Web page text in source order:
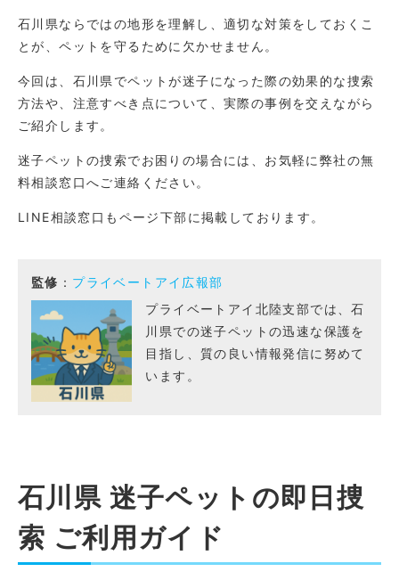
石川県ならではの地形を理解し、適切な対策をしておくこ
とが、ペットを守るために欠かせません。
今回は、石川県でペットが迷子になった際の効果的な捜索
方法や、注意すべき点について、実際の事例を交えながら
ご紹介します。
迷子ペットの捜索でお困りの場合には、お気軽に弊社の無
料相談窓口へご連絡ください。
LINE相談窓口もページ下部に掲載しております。
監修 ： プライベートアイ広報部
プライベートアイ北陸支部では、石
川県での迷子ペットの迅速な保護を
目指し、質の良い情報発信に努めて
います。
石川県 迷子ペットの即日捜
索 ご利用ガイド